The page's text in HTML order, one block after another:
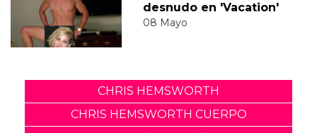
desnudo en 'Vacation'
08 Mayo
CHRIS HEMSWORTH
CHRIS HEMSWORTH CUERPO